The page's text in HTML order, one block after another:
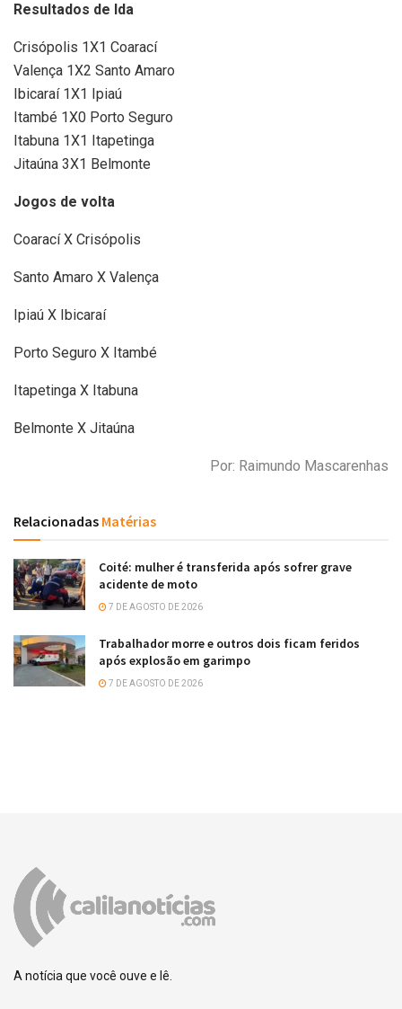
Resultados de Ida
Crisópolis 1X1 Coarací
Valença 1X2 Santo Amaro
Ibicaraí 1X1 Ipiaú
Itambé 1X0 Porto Seguro
Itabuna 1X1 Itapetinga
Jitaúna 3X1 Belmonte
Jogos de volta
Coarací X Crisópolis
Santo Amaro X Valença
Ipiaú X Ibicaraí
Porto Seguro X Itambé
Itapetinga X Itabuna
Belmonte X Jitaúna
Por: Raimundo Mascarenhas
Relacionadas Matérias
Coité: mulher é transferida após sofrer grave
acidente de moto
7 DE AGOSTO DE 2026
Trabalhador morre e outros dois ficam feridos
após explosão em garimpo
7 DE AGOSTO DE 2026
A notícia que você ouve e lê.